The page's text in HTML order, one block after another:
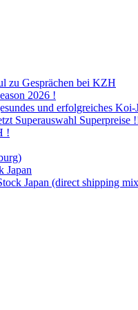
zu Gesprächen bei KZH
2026 !
und erfolgreiches Koi-
Superauswahl Superpreise
!
Japan
Japan (direct shipping